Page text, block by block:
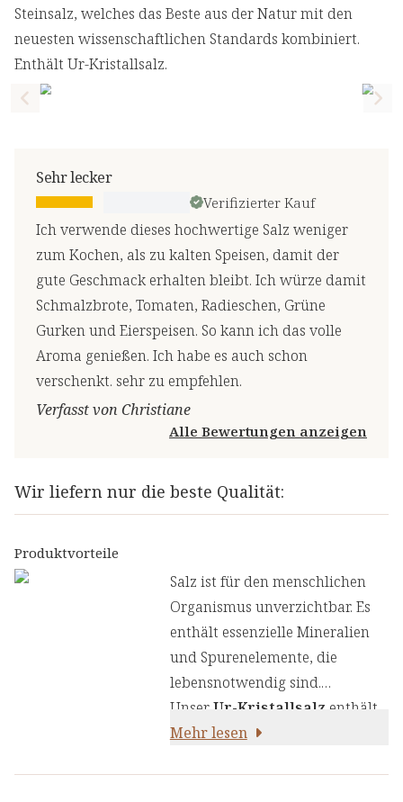
Steinsalz, welches das Beste aus der Natur mit den
neuesten wissenschaftlichen Standards kombiniert.
Enthält Ur-Kristallsalz.
Previous slide
Sehr lecker
Verifizierter Kauf
Ich verwende dieses hochwertige Salz weniger
zum Kochen, als zu kalten Speisen, damit der
gute Geschmack erhalten bleibt. Ich würze damit
Schmalzbrote, Tomaten, Radieschen, Grüne
Gurken und Eierspeisen. So kann ich das volle
Aroma genießen. Ich habe es auch schon
verschenkt. sehr zu empfehlen.
Verfasst von Christiane
Alle Bewertungen anzeigen
Wir liefern nur die beste Qualität:
Produktvorteile
Salz ist für den menschlichen
Organismus unverzichtbar. Es
enthält essenzielle Mineralien
und Spurenelemente, die
lebensnotwendig sind.
UnserUr-Kristallsalz enthält
neben einem hohen Anteil an
Mehr lesen